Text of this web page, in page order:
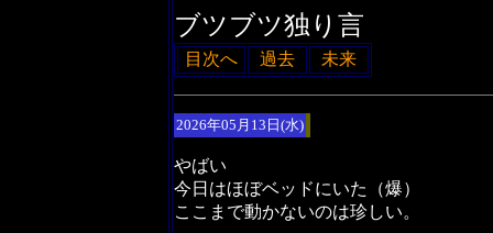
ブツブツ独り言
目次へ 過去 未来
2026年05月13日(水)
やばい
今日はほぼベッドにいた（爆）
ここまで動かないのは珍しい。